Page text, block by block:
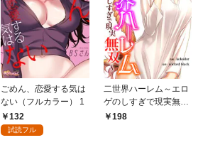
ごめん、恋愛する気は
ない（フルカラー） 1
132
試読フル
二世界ハーレム～エロ
ゲのしすぎで現実無双
～１198